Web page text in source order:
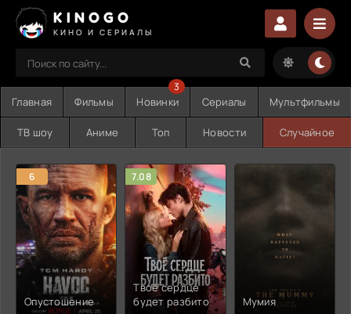
KINOGO
КИНО И СЕРИАЛЫ
Главная Фильмы Новинки
3
Сериалы Мультфильмы
ТВ шоу Аниме Топ Новости Случайное
6
Опустошение
7.08
Твоё сердце
будет разбито
Мумия